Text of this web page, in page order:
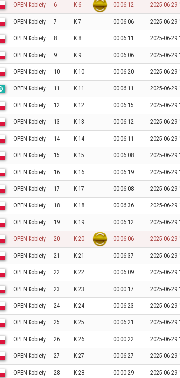
OPEN Kobiety 6 K 6 00:06:12 2025-06-29
OPEN Kobiety 7 K 7 00:06:06 2025-06-29
OPEN Kobiety 8 K 8 00:06:11 2025-06-29
OPEN Kobiety 9 K 9 00:06:06 2025-06-29
OPEN Kobiety 10 K 10 00:06:20 2025-06-29
OPEN Kobiety 11 K 11 00:06:11 2025-06-29
OPEN Kobiety 12 K 12 00:06:15 2025-06-29
OPEN Kobiety 13 K 13 00:06:12 2025-06-29
OPEN Kobiety 14 K 14 00:06:11 2025-06-29
OPEN Kobiety 15 K 15 00:06:08 2025-06-29
OPEN Kobiety 16 K 16 00:06:19 2025-06-29
OPEN Kobiety 17 K 17 00:06:08 2025-06-29
OPEN Kobiety 18 K 18 00:06:36 2025-06-29
OPEN Kobiety 19 K 19 00:06:12 2025-06-29
OPEN Kobiety 20 K 20 00:06:06 2025-06-29
OPEN Kobiety 21 K 21 00:06:37 2025-06-29
OPEN Kobiety 22 K 22 00:06:09 2025-06-29
OPEN Kobiety 23 K 23 00:00:17 2025-06-29
OPEN Kobiety 24 K 24 00:06:23 2025-06-29
OPEN Kobiety 25 K 25 00:06:21 2025-06-29
OPEN Kobiety 26 K 26 00:00:22 2025-06-29
OPEN Kobiety 27 K 27 00:06:27 2025-06-29
OPEN Kobiety 28 K 28 00:00:29 2025-06-29